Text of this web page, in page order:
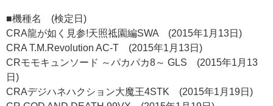
■機種名 (検定日)
CRA龍が如く見参!天照祗園編SWA (2015年1月13日)
CRA T.M.Revolution AC-T (2015年1月13日)
CRモモキュンソード ～パカパカ8～ GLS (2015年1月13
日)
CRAデジハネハクション大魔王4STK (2015年1月19日)